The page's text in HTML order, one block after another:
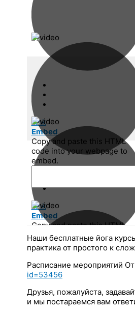
Link
Embed
Copy and paste this HTML
code into your webpage to
embed.
Link
Embed
Copy and paste this HTML
code into your webpage to
embed.
Link
Embed
Наши бесплатные йога
практика от простого к
Расписание мероприятий
id=53456
Друзья, пожалуйста,
и мы постараемся вам